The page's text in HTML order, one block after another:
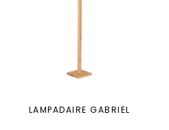
LAMPADAIRE GABRIEL